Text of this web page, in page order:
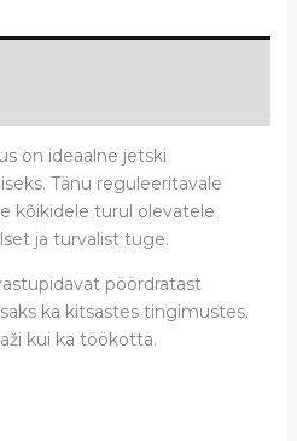
on ideaalne jetski
Tänu reguleeritavale
kõikidele turul olevatele
ja turvalist tuge.
pöördratast
ka kitsastes tingimustes.
kui ka töökotta.